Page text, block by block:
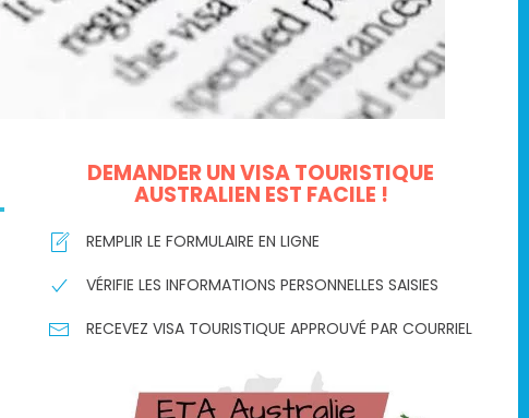
DEMANDER UN VISA TOURISTIQUE
AUSTRALIEN EST FACILE !
REMPLIR LE FORMULAIRE EN LIGNE
VÉRIFIE LES INFORMATIONS PERSONNELLES SAISIES
RECEVEZ VISA TOURISTIQUE APPROUVÉ PAR COURRIEL